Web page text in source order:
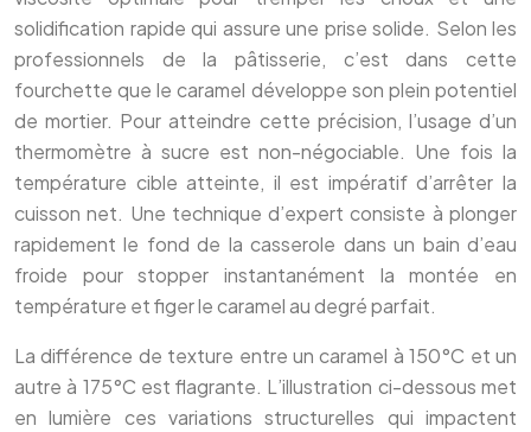
solidification rapide qui assure une prise solide. Selon les
professionnels de la pâtisserie, c’est dans cette
fourchette que le caramel développe son plein potentiel
de mortier. Pour atteindre cette précision, l’usage d’un
thermomètre à sucre est non-négociable. Une fois la
température cible atteinte, il est impératif d’arrêter la
cuisson net. Une technique d’expert consiste à plonger
rapidement le fond de la casserole dans un bain d’eau
froide pour stopper instantanément la montée en
température et figer le caramel au degré parfait.
La différence de texture entre un caramel à 150°C et un
autre à 175°C est flagrante. L’illustration ci-dessous met
en lumière ces variations structurelles qui impactent